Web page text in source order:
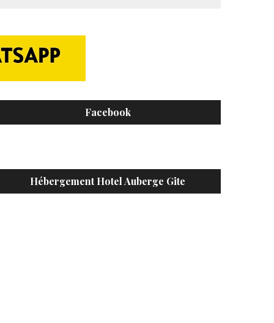
Facebook
Hébergement Hotel Auberge Gite